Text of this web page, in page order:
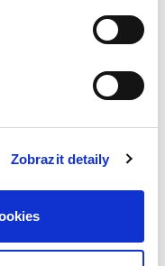
Zobrazit detaily
a